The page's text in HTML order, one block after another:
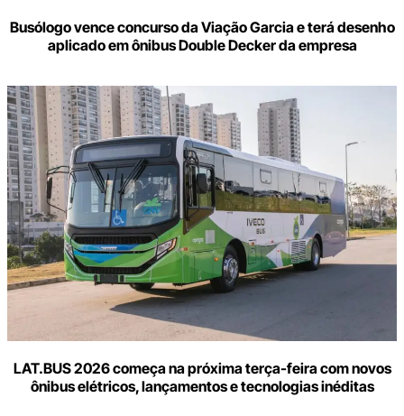
Busólogo vence concurso da Viação Garcia e terá desenho
aplicado em ônibus Double Decker da empresa
LAT.BUS 2026 começa na próxima terça-feira com novos
ônibus elétricos, lançamentos e tecnologias inéditas